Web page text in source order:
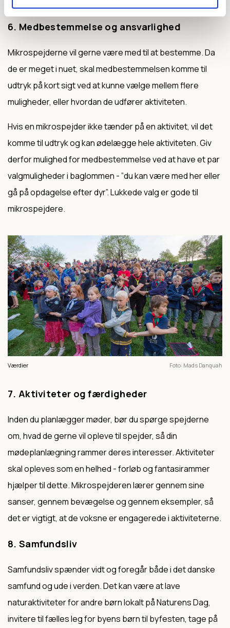
6. Medbestemmelse og ansvarlighed
Mikrospejderne vil gerne være med til at bestemme. Da
de er meget i nuet, skal medbestemmelsen komme til
udtryk på kort sigt ved at kunne vælge mellem flere
muligheder, eller hvordan de udfører aktiviteten.
Hvis en mikrospejder ikke tænder på en aktivitet, vil det
komme til udtryk og kan ødelægge hele aktiviteten. Giv
derfor mulighed for medbestemmelse ved at have et par
valgmuligheder i baglommen - ”du kan være med her eller
gå på opdagelse efter dyr”. Lukkede valg er gode til
mikrospejdere.
Foto Mads Danquah
Værdier
7. Aktiviteter og færdigheder
Inden du planlægger møder, bør du spørge spejderne
om, hvad de gerne vil opleve til spejder, så din
mødeplanlægning rammer deres interesser. Aktiviteter
skal opleves som en helhed - forløb og fantasirammer
hjælper til dette. Mikrospejderen lærer gennem sine
sanser, gennem bevægelse og gennem eksempler, så
det er vigtigt, at de voksne er engagerede i aktiviteterne.
8. Samfundsliv
Samfundsliv spænder vidt og foregår både i det danske
samfund og ude i verden. Det kan være at lave
naturaktiviteter for andre børn lokalt på Naturens Dag,
invitere til fælles leg for byens børn til byfesten, tage på